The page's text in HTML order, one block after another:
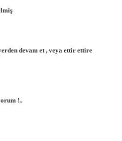
devam et , veya ettir ettire
!..